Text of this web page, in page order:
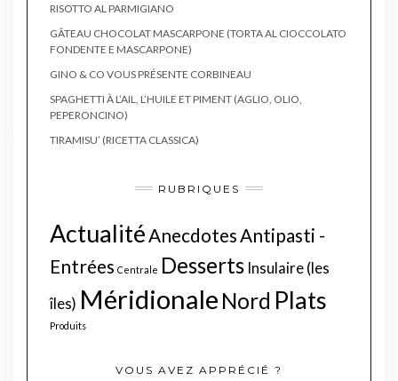
RISOTTO AL PARMIGIANO
GÂTEAU CHOCOLAT MASCARPONE (TORTA AL CIOCCOLATO
FONDENTE E MASCARPONE)
GINO & CO VOUS PRÉSENTE CORBINEAU
SPAGHETTI À L’AIL, L’HUILE ET PIMENT (AGLIO, OLIO,
PEPERONCINO)
TIRAMISU’ (RICETTA CLASSICA)
RUBRIQUES
Actualité Anecdotes Antipasti -
Entrées Centrale Desserts Insulaire (les
îles) Méridionale Nord Plats
Produits
VOUS AVEZ APPRÉCIÉ ?